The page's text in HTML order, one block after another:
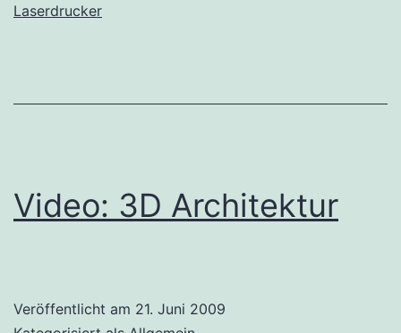
Laserdrucker
Video: 3D Architektur
Veröffentlicht am 21. Juni 2009